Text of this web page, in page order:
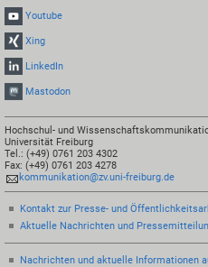
Youtube
Xing
LinkedIn
Mastodon
Hochschul- und
Universität Freiburg
Tel.: (+49) 0761 203 4302
Fax: (+49) 0761 203 4278
kommunikation@zv.uni-freiburg.de
Kontakt zur Presse- und
Aktuelle Nachrichten und
Nachrichten und aktuelle Informationen